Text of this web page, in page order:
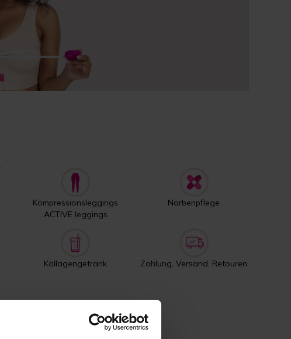
Kompressionsleggings
ACTIVE leggings
Narbenpflege
Kollagengetränk Zahlung, Versand, Retouren